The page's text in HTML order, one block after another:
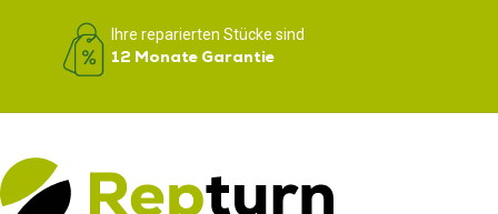
Ihre reparierten Stücke sind
12 Monate Garantie